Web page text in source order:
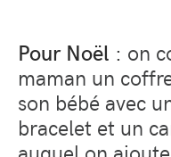
Pour Noël : on
maman un
son bébé avec
bracelet et un